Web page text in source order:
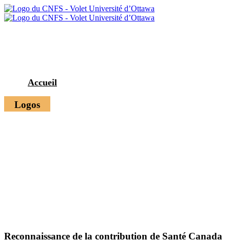
Accueil
Logos
Reconnaissance de la contribution de Santé Canada